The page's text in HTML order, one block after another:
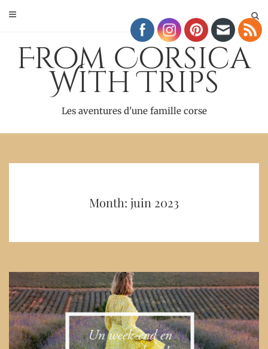
From Corsica
With Trips
Les aventures d'une famille corse
Month: juin 2023